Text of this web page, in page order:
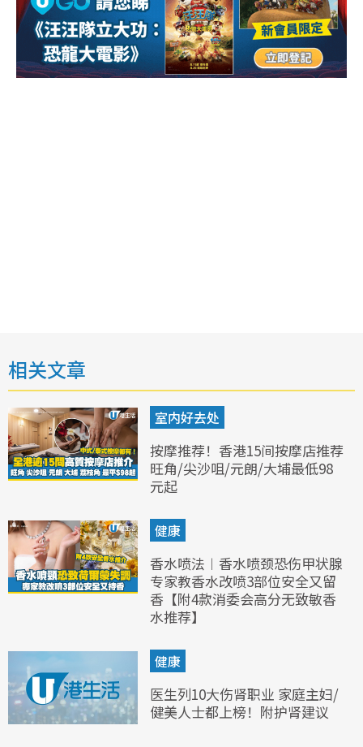
相关文章
室内好去处
按摩推荐！香港15间按摩店推荐
旺角/尖沙咀/元朗/大埔最低98
元起
健康
香水喷法︱香水喷颈恐伤甲状腺
专家教香水改喷3部位安全又留
香【附4款消委会高分无致敏香
水推荐】
健康
医生列10大伤肾职业 家庭主妇/
健美人士都上榜！附护肾建议